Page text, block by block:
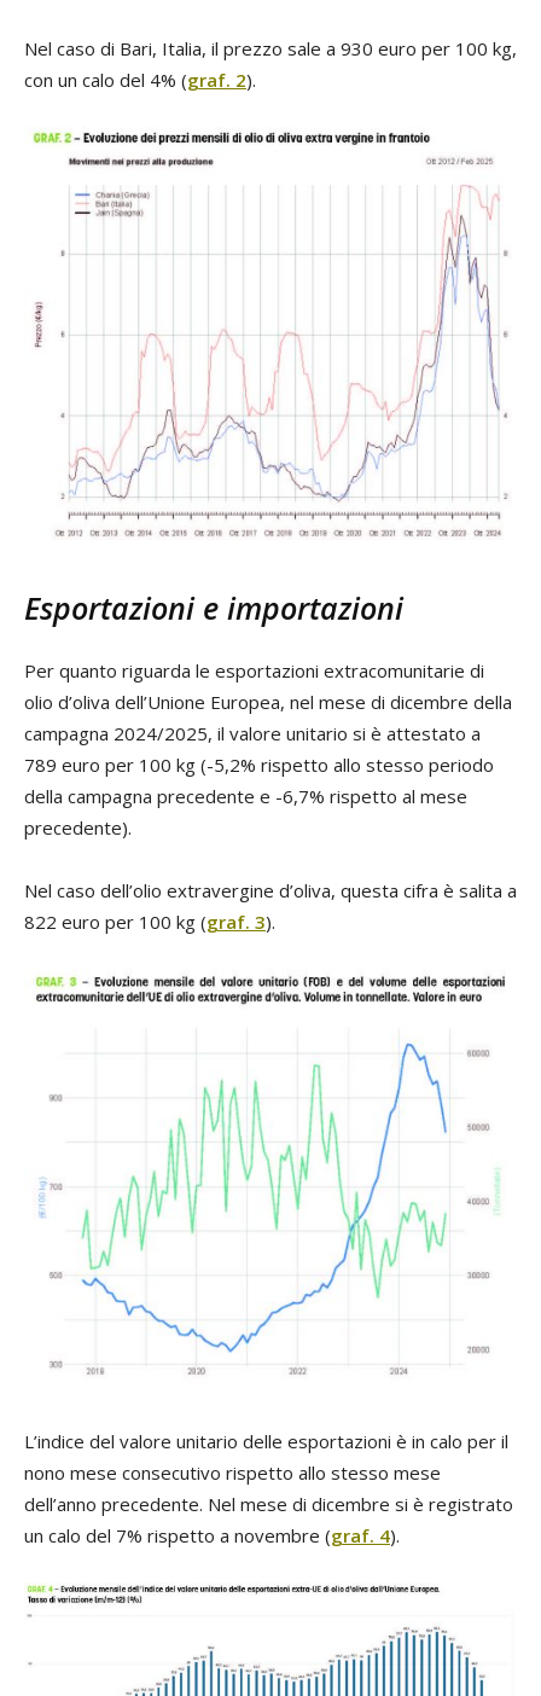
Nel caso di Bari, Italia, il prezzo sale a 930 euro per 100 kg,
con un calo del 4% (graf. 2).
Esportazioni e importazioni
Per quanto riguarda le esportazioni extracomunitarie di
olio d’oliva dell’Unione Europea, nel mese di dicembre della
campagna 2024/2025, il valore unitario si è attestato a
789 euro per 100 kg (-5,2% rispetto allo stesso periodo
della campagna precedente e -6,7% rispetto al mese
precedente).
Nel caso dell’olio extravergine d’oliva, questa cifra è salita a
822 euro per 100 kg (graf. 3).
L’indice del valore unitario delle esportazioni è in calo per il
nono mese consecutivo rispetto allo stesso mese
dell’anno precedente. Nel mese di dicembre si è registrato
un calo del 7% rispetto a novembre (graf. 4).